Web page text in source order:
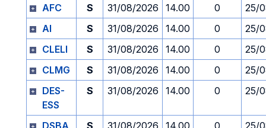
AFC
S 31/08/2026 14.00 0
25/
AI
S 31/08/2026 14.00 0
25/
CLELI
S 31/08/2026 14.00 0
25/
CLMG
S 31/08/2026 14.00 0
25/
DES-
ESS
S 31/08/2026 14.00 0 25/
DSBA S 31/08/2026 14.00 0
25/